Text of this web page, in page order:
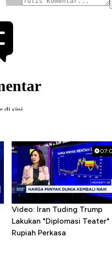
Video: Iran Tuding Trump
Lakukan "Diplomasi Teater"
Rupiah Perkasa